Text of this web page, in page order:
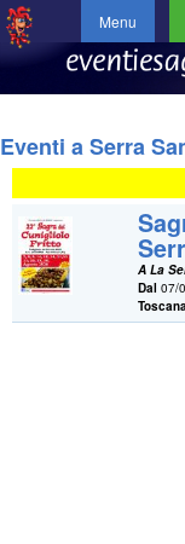
Menu
Eventi a Serra
A La
Dal 07/